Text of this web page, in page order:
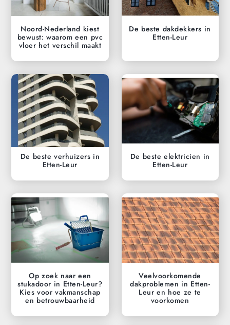
Noord-Nederland kiest
bewust: waarom een pvc
vloer het verschil maakt
De beste dakdekkers in
Etten-Leur
De beste verhuizers in
Etten-Leur
De beste elektricien in
Etten-Leur
Op zoek naar een
stukadoor in Etten-Leur?
Kies voor vakmanschap
en betrouwbaarheid
Veelvoorkomende
dakproblemen in Etten-
Leur en hoe ze te
voorkomen